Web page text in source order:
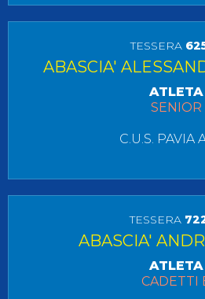
TESSERA
ABASCIA'
ATLETA
SENIOR
C.U.S. PAVIA
TESSERA
ABASCIA'
ATLETA
CADETTI